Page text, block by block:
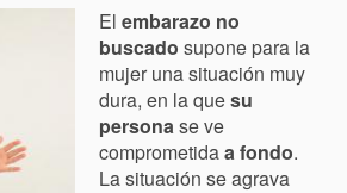
El embarazo no
buscado supone para la
mujer una situación muy
dura, en la quesu
personase ve
comprometidaa fondo.
La situación se agrava